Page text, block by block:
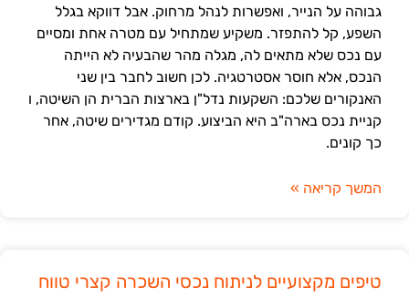
גבוהה על הנייר, ואפשרות לנהל מרחוק. אבל דווקא בגלל
השפע, קל להתפזר. משקיע שמתחיל עם מטרה אחת ומסיים
עם נכס שלא מתאים לה, מגלה מהר שהבעיה לא הייתה
הנכס, אלא חוסר אסטרטגיה. לכן חשוב לחבר בין שני
האנקורים שלכם: השקעות נדל"ן בארצות הברית הן השיטה, ו
קניית נכס בארה"ב היא הביצוע. קודם מגדירים שיטה, אחר
כך קונים.
המשך קריאה »
טיפים מקצועיים לניתוח נכסי השכרה קצרי טווח